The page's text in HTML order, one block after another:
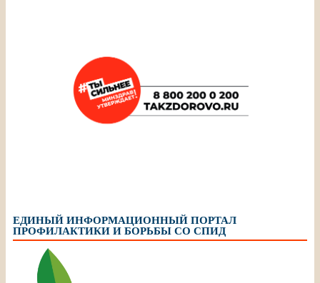
ЕДИНЫЙ ИНФОРМАЦИОННЫЙ ПОРТАЛ
ПРОФИЛАКТИКИ И БОРЬБЫ СО СПИД